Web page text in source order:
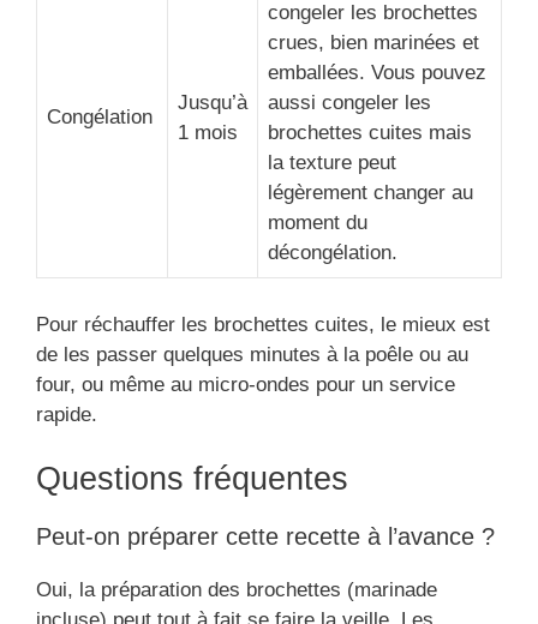
Congélation
Jusqu’à
1 mois
congeler les brochettes
crues, bien marinées et
emballées. Vous pouvez
aussi congeler les
brochettes cuites mais
la texture peut
légèrement changer au
moment du
décongélation.
Pour réchauffer les brochettes cuites, le mieux est
de les passer quelques minutes à la poêle ou au
four, ou même au micro-ondes pour un service
rapide.
Questions fréquentes
Peut-on préparer cette recette à l’avance ?
Oui, la préparation des brochettes (marinade